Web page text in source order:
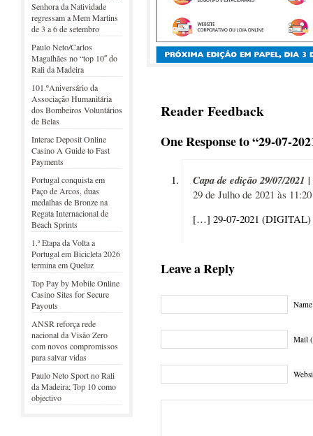
Senhora da Natividade
regressam a Mem Martins
de 3 a 6 de setembro
Paulo Neto/Carlos
Magalhães no “top 10″ do
Rali da Madeira
101.ºAniversário da
Associação Humanitária
dos Bombeiros Voluntários
de Belas
Interac Deposit Online
Casino A Guide to Fast
Payments
Portugal conquista em
Paço de Arcos, duas
medalhas de Bronze na
Regata Internacional de
Beach Sprints
1.ª Etapa da Volta a
Portugal em Bicicleta 2026
termina em Queluz
Top Pay by Mobile Online
Casino Sites for Secure
Payouts
ANSR reforça rede
nacional da Visão Zero
com novos compromissos
para salvar vidas
Paulo Neto Sport no Rali
da Madeira; Top 10 como
objectivo
Reader Feedback
One Response to “29-07-
Capa de edição 29/07/2021
29 de Julho de 2021 às 11:20
[…] 29-07-2021
Leave a Reply
Mail